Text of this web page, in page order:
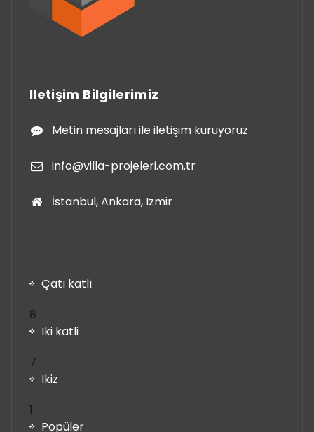
Iletişim Bilgilerimiz
Metin mesajları ile iletişim kuruyoruz
info@villa-projeleri.com.tr
İstanbul, Ankara, Izmir
Çatı katlı
8
ürün
Iki katli
7
ürün
Ikiz
1
ürün
Popüler